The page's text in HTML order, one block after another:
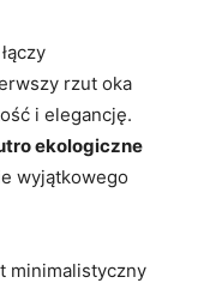
rzut oka
i elegancję.
ekologiczne
wyjątkowego
minimalistyczny